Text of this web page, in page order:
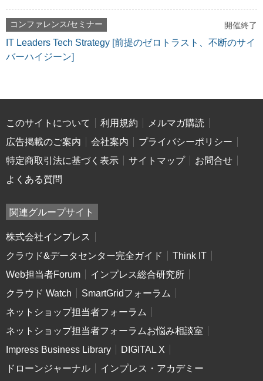
コンファレンス/セミナー 開催終了
IT Leaders Tech Strategy [前提のゼロトラスト、不断のサイ
バーハイジーン]
このサイトについて 利用規約
メルマガ購読
広告掲載のご案内
会社案内
プライバシーポリシー
特定商取引法に基づく表示
サイトマップ
お問合せ
よくある質問
関連グループサイト
株式会社インプレス
クラウド&データセンター完全ガイド
Think IT
Web担当者Forum
インプレス総合研究所
クラウド Watch
SmartGridフォーラム
ネットショップ担当者フォーラム
ネットショップ担当者フォーラムお悩み相談室
Impress Business Library
DIGITAL X
ドローンジャーナル
インプレス・アカデミー